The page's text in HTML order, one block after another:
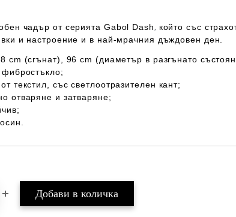
чадър от серията Gabol Dash, който със
и настроение и в най-мрачния дъждовен ден.
cm (сгънат), 96 cm (диаметър в разгънато
текстил, със светлоотразителен кант;
отваряне и затваряне;